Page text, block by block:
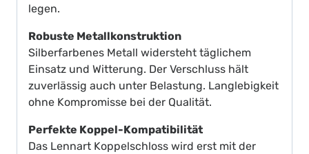
legen.
Robuste Metallkonstruktion
Silberfarbenes Metall widersteht täglichem
Einsatz und Witterung. Der Verschluss hält
zuverlässig auch unter Belastung. Langlebigkeit
ohne Kompromisse bei der Qualität.
Perfekte Koppel-Kompatibilität
Das Lennart Koppelschloss wird erst mit der